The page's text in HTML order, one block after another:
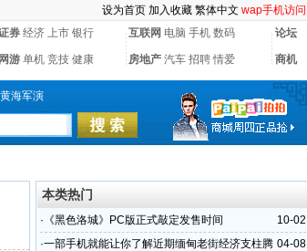
设为首页 加入收藏 繁体中文 wap手机访问
券 经济 上市 银行 互联网 电脑 手机 数码 论坛
网游 单机 竞技 健康 房地产 汽车 招聘 情爱 商机
黄海军演
本类热门
10-02
· 《黑色洛城》PC版正式敲定发售时间
04-08
·一部手机就能让你了解近期缅甸老街经济支柱腾